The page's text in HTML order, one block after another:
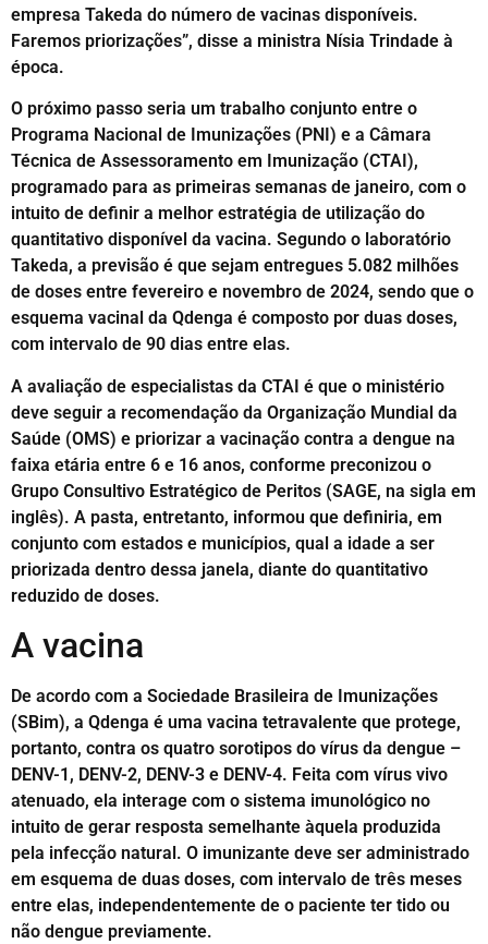
empresa Takeda do número de vacinas disponíveis.
Faremos priorizações”, disse a ministra Nísia Trindade à
época.
O próximo passo seria um trabalho conjunto entre o
Programa Nacional de Imunizações (PNI) e a Câmara
Técnica de Assessoramento em Imunização (CTAI),
programado para as primeiras semanas de janeiro, com o
intuito de definir a melhor estratégia de utilização do
quantitativo disponível da vacina. Segundo o laboratório
Takeda, a previsão é que sejam entregues 5.082 milhões
de doses entre fevereiro e novembro de 2024, sendo que o
esquema vacinal da Qdenga é composto por duas doses,
com intervalo de 90 dias entre elas.
A avaliação de especialistas da CTAI é que o ministério
deve seguir a recomendação da Organização Mundial da
Saúde (OMS) e priorizar a vacinação contra a dengue na
faixa etária entre 6 e 16 anos, conforme preconizou o
Grupo Consultivo Estratégico de Peritos (SAGE, na sigla em
inglês). A pasta, entretanto, informou que definiria, em
conjunto com estados e municípios, qual a idade a ser
priorizada dentro dessa janela, diante do quantitativo
reduzido de doses.
A vacina
De acordo com a Sociedade Brasileira de Imunizações
(SBim), a Qdenga é uma vacina tetravalente que protege,
portanto, contra os quatro sorotipos do vírus da dengue –
DENV-1, DENV-2, DENV-3 e DENV-4. Feita com vírus vivo
atenuado, ela interage com o sistema imunológico no
intuito de gerar resposta semelhante àquela produzida
pela infecção natural. O imunizante deve ser administrado
em esquema de duas doses, com intervalo de três meses
entre elas, independentemente de o paciente ter tido ou
não dengue previamente.